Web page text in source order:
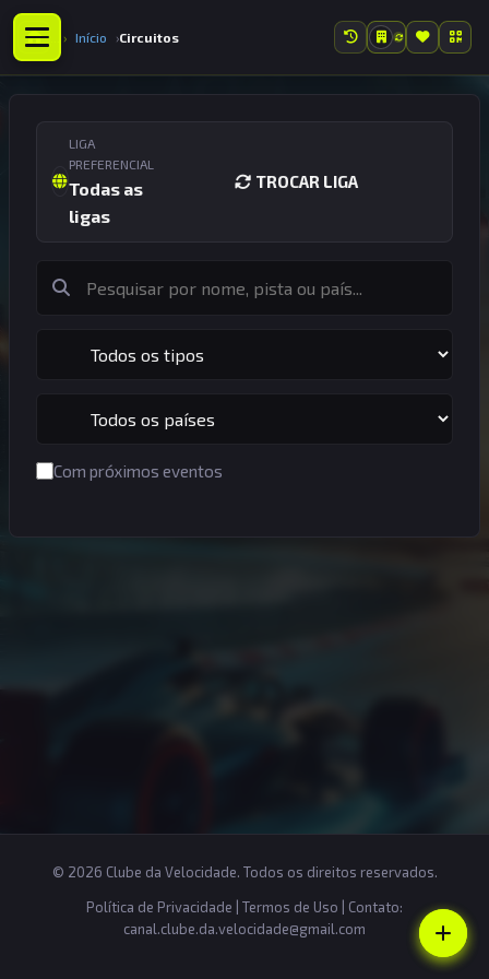
Início Circuitos
LIGA
PREFERENCIAL
Todas as
ligas
TROCAR LIGA
Com próximos eventos
© 2026 Clube da Velocidade. Todos os direitos reservados.
Política de Privacidade
Termos de Uso | Contato:
canal.clube.da.velocidade@gmail.com